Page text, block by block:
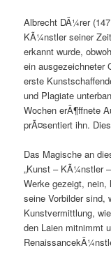
Albrecht DÃ¼rer
KÃ¼nstler seiner
erkannt wurde,
ein ausgezeichneter
erste
und Plagiate
Wochen erÃ¶ffnete
prÃ¤sentiert ihn.
Das Magische an
„Kunst – KÃ¼nstler
Werke gezeigt, nein,
seine Vorbilder sind,
Kunstvermittlung,
den Laien mitnimmt